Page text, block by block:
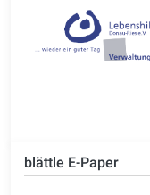
blättle E-Paper